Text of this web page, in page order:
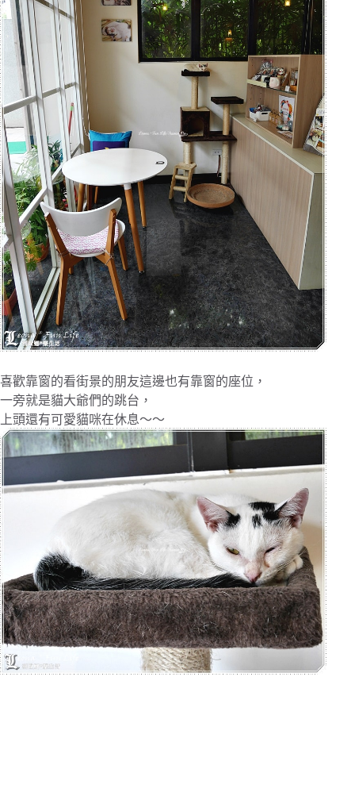
喜歡靠窗的看街景的朋友這邊也有靠窗的座位，
一旁就是貓大爺們的跳台，
上頭還有可愛貓咪在休息～～